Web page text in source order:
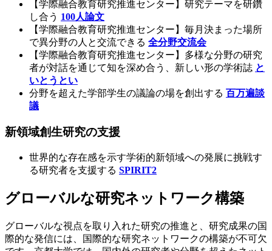
【学際融合教育研究推進センター】研究テーマを研鑽
し合う 100人論文
【学際融合教育研究推進センター】毎月決まった場所
で異分野の人と交流できる 全分野交流会
【学際融合教育研究推進センター】多様な分野の研究
者が対話を通じて知を深め合う、新しい形の学術誌 と
いとうとい
分野を超えた学部学生の議論の場を創出する 百万遍談
議
新領域創生研究の支援
世界的な存在感を示す学術的新領域への発展に挑戦す
る研究者を支援する SPIRIT2
グローバルな研究ネットワーク構築
グローバルな視点を取り入れた研究の推進と、研究成果の国
際的な発信には、国際的な研究ネットワークの構築が不可欠